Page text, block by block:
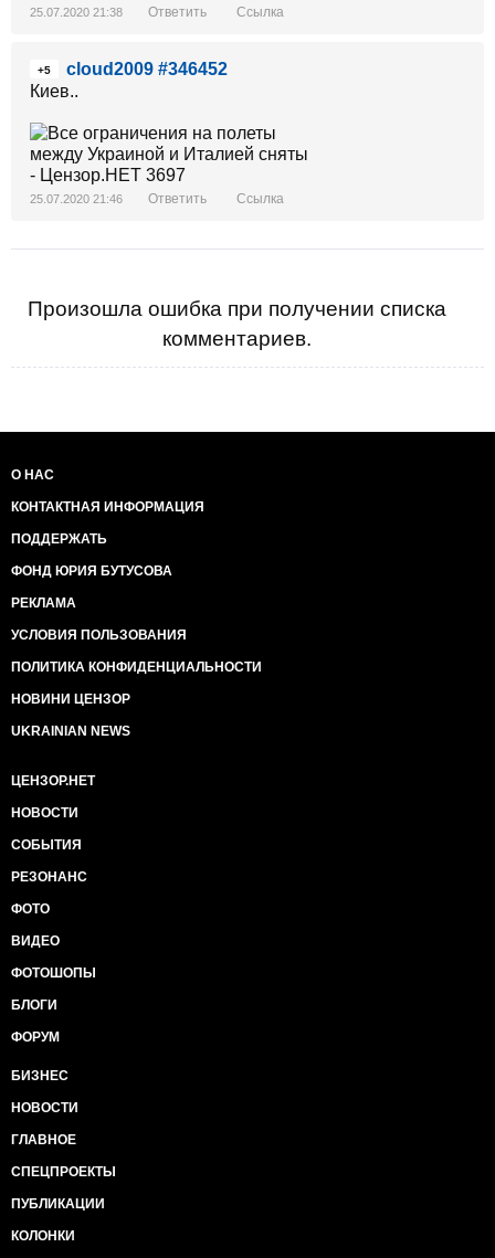
25.07.2020 21:38 Ответить Ссылка
+5
cloud2009 #346452
Киев..
25.07.2020 21:46 Ответить Ссылка
Произошла ошибка при получении списка
комментариев.
О НАС
КОНТАКТНАЯ ИНФОРМАЦИЯ
ПОДДЕРЖАТЬ
ФОНД ЮРИЯ БУТУСОВА
РЕКЛАМА
УСЛОВИЯ ПОЛЬЗОВАНИЯ
ПОЛИТИКА КОНФИДЕНЦИАЛЬНОСТИ
НОВИНИ ЦЕНЗОР
UKRAINIAN NEWS
ЦЕНЗОР.НЕТ
НОВОСТИ
СОБЫТИЯ
РЕЗОНАНС
ФОТО
ВИДЕО
ФОТОШОПЫ
БЛОГИ
ФОРУМ
БИЗНЕС
НОВОСТИ
ГЛАВНОЕ
СПЕЦПРОЕКТЫ
ПУБЛИКАЦИИ
КОЛОНКИ